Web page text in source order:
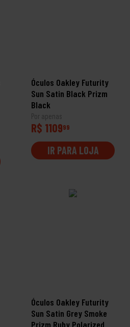
Óculos Oakley Futurity
Sun Satin Black Prizm
Black
Por apenas
R$ 110999
IR PARA LOJA
Óculos Oakley Futurity
Sun Satin Grey Smoke
Prizm Ruby Polarized